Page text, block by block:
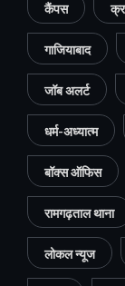
कैंपस
गाजियाबाद
जॉब अलर्ट
धर्म-अध्यात्म
बॉक्स ऑफिस
रामगढ़ताल थाना
लोकल न्यूज